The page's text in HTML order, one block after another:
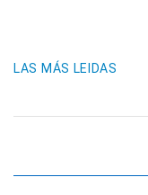
LAS MÁS LEIDAS